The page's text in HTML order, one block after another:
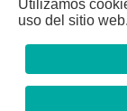
Utilizamos
uso del sitio